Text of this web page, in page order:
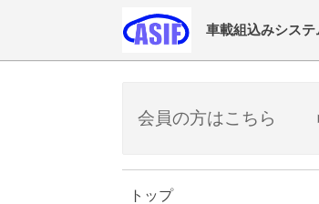
車載組込みシス
会員の方はこちら
トップ